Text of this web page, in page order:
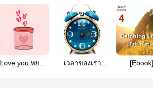
Love you หยอด
เวลาของเรา